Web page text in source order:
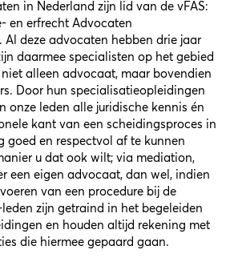
in Nederland zijn lid van de vFAS:
en erfrecht Advocaten
Al deze advocaten hebben drie jaar
daarmee specialisten op het gebied
alleen advocaat, maar bovendien
Door hun specialisatieopleidingen
onze leden alle juridische kennis én
kant van een scheidingsproces in
goed en respectvol af te kunnen
u dat ook wilt; via mediation,
een eigen advocaat, dan wel, indien
van een procedure bij de
zijn getraind in het begeleiden
en houden altijd rekening met
die hiermee gepaard gaan.